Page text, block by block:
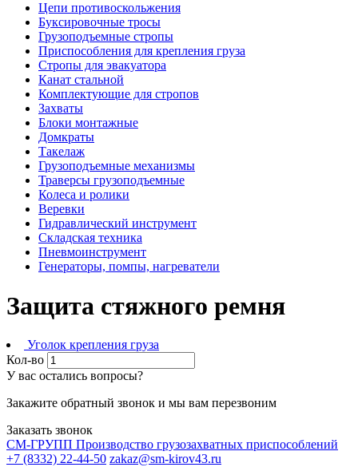
Цепи противоскольжения
Буксировочные тросы
Грузоподъемные стропы
Приспособления для крепления груза
Стропы для эвакуатора
Канат стальной
Комплектующие для стропов
Захваты
Блоки монтажные
Домкраты
Такелаж
Грузоподъемные механизмы
Траверсы грузоподъемные
Колеса и ролики
Веревки
Гидравлический инструмент
Складская техника
Пневмоинструмент
Генераторы, помпы, нагреватели
Защита стяжного ремня
Уголок крепления груза
Кол-во
У вас остались вопросы?
Закажите обратный звонок и мы вам перезвоним
Заказать звонок
СМ-ГРУПП Производство грузозахватных приспособлений
+7 (8332) 22-44-50 zakaz@sm-kirov43.ru